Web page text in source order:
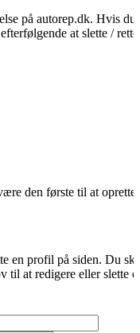
på autorep.dk. Hvis du
at slette /
den første til at oprette
en profil på siden. Du
til at redigere eller slette